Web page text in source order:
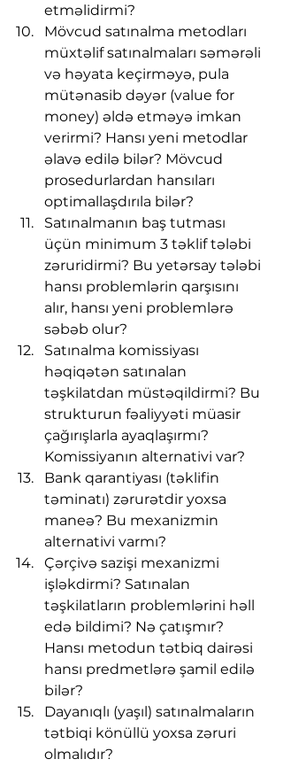
etməlidirmi?
Mövcud satınalma metodları
müxtəlif satınalmaları səmərəli
və həyata keçirməyə, pula
mütənasib dəyər (value for
money) əldə etməyə imkan
verirmi? Hansı yeni metodlar
əlavə edilə bilər? Mövcud
prosedurlardan hansıları
optimallaşdırıla bilər?
Satınalmanın baş tutması
üçün minimum 3 təklif tələbi
zəruridirmi? Bu yetərsay tələbi
hansı problemlərin qarşısını
alır, hansı yeni problemlərə
səbəb olur?
Satınalma komissiyası
həqiqətən satınalan
təşkilatdan müstəqildirmi? Bu
strukturun fəaliyyəti müasir
çağırışlarla ayaqlaşırmı?
Komissiyanın alternativi var?
Bank qarantiyası (təklifin
təminatı) zərurətdir yoxsa
maneə? Bu mexanizmin
alternativi varmı?
Çərçivə sazişi mexanizmi
işləkdirmi? Satınalan
təşkilatların problemlərini həll
edə bildimi? Nə çatışmır?
Hansı metodun tətbiq dairəsi
hansı predmetlərə şamil edilə
bilər?
Dayanıqlı (yaşıl) satınalmaların
tətbiqi könüllü yoxsa zəruri
olmalıdır?